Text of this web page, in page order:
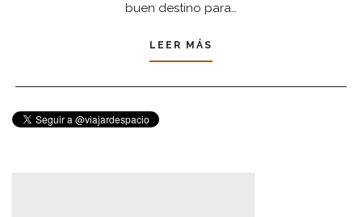
buen destino para…
LEER MÁS